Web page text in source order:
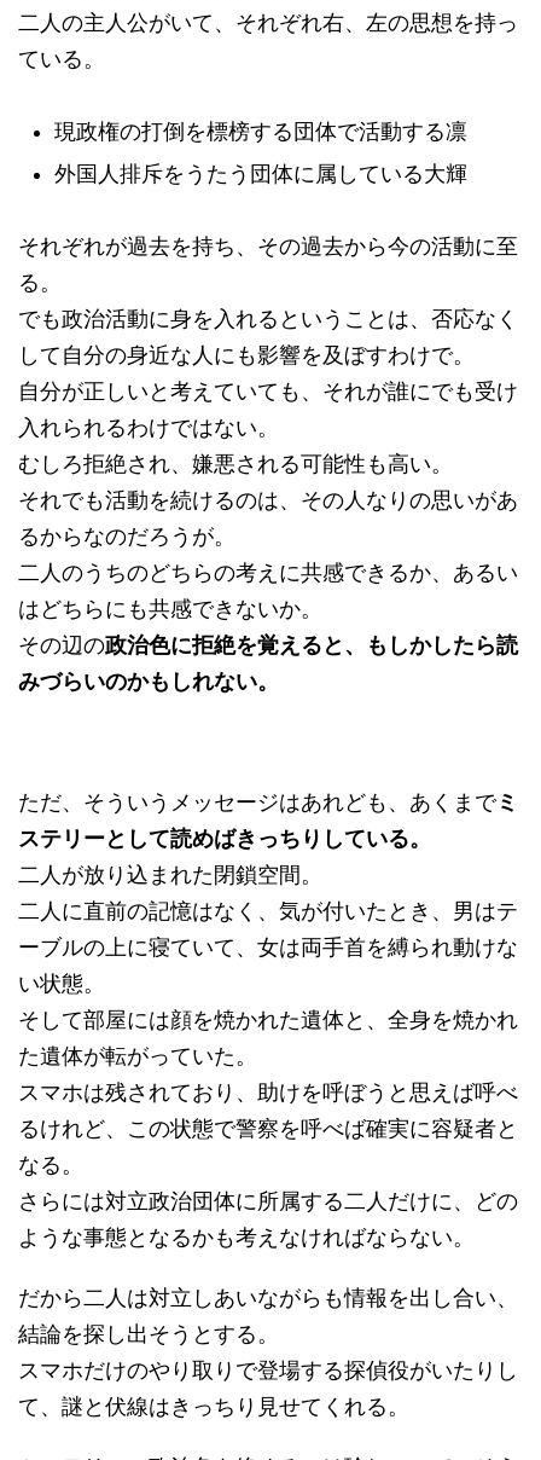
二人の主人公がいて、それぞれ右、左の思想を持っ
ている。
現政権の打倒を標榜する団体で活動する凛
外国人排斥をうたう団体に属している大輝
それぞれが過去を持ち、その過去から今の活動に至
る。
でも政治活動に身を入れるということは、否応なく
して自分の身近な人にも影響を及ぼすわけで。
自分が正しいと考えていても、それが誰にでも受け
入れられるわけではない。
むしろ拒絶され、嫌悪される可能性も高い。
それでも活動を続けるのは、その人なりの思いがあ
るからなのだろうが。
二人のうちのどちらの考えに共感できるか、あるい
はどちらにも共感できないか。
その辺の政治色に拒絶を覚えると、もしかしたら読
みづらいのかもしれない。
ただ、そういうメッセージはあれども、あくまでミ
ステリーとして読めばきっちりしている。
二人が放り込まれた閉鎖空間。
二人に直前の記憶はなく、気が付いたとき、男はテ
ーブルの上に寝ていて、女は両手首を縛られ動けな
い状態。
そして部屋には顔を焼かれた遺体と、全身を焼かれ
た遺体が転がっていた。
スマホは残されており、助けを呼ぼうと思えば呼べ
るけれど、この状態で警察を呼べば確実に容疑者と
なる。
さらには対立政治団体に所属する二人だけに、どの
ような事態となるかも考えなければならない。
だから二人は対立しあいながらも情報を出し合い、
結論を探し出そうとする。
スマホだけのやり取りで登場する探偵役がいたりし
て、謎と伏線はきっちり見せてくれる。